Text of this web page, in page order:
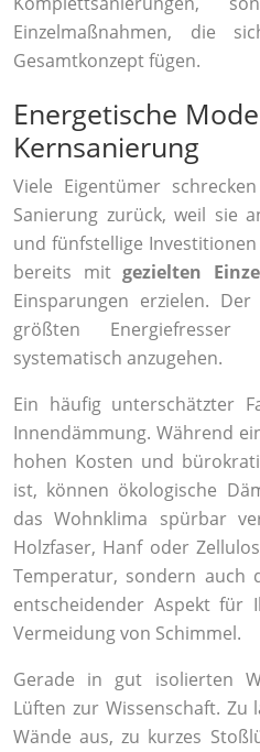
Einzelmaßnahmen, die
Gesamtkonzept fügen.
Energetische
Kernsanierung
Viele Eigentümer
Sanierung zurück, weil sie
und fünfstellige
bereits mit gezielten
Einsparungen erzielen.
größten
systematisch anzugehen.
Ein häufig unterschätzter
Innendämmung. Während
hohen Kosten und
ist, können ökologische
das Wohnklima spürbar
Holzfaser, Hanf oder
Temperatur, sondern auch
entscheidender Aspekt für
Vermeidung von Schimmel.
Gerade in gut isolierten
Lüften zur Wissenschaft.
Wände aus, zu kurzes